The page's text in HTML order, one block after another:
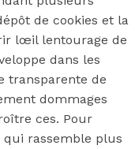
de cookies et la
lœil lentourage de
dans les
transparente de
dommages
ces. Pour
qui rassemble plus